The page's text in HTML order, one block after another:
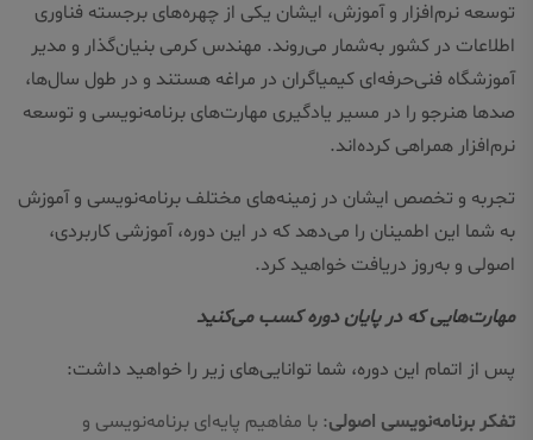
توسعه نرم‌افزار و آموزش، ایشان یکی از چهره‌های برجسته فناوری
اطلاعات در کشور به‌شمار می‌روند. مهندس کرمی بنیان‌گذار و مدیر
آموزشگاه فنی‌حرفه‌ای کیمیاگران در مراغه هستند و در طول سال‌ها،
صدها هنرجو را در مسیر یادگیری مهارت‌های برنامه‌نویسی و توسعه
نرم‌افزار همراهی کرده‌اند.
تجربه و تخصص ایشان در زمینه‌های مختلف برنامه‌نویسی و آموزش
به شما این اطمینان را می‌دهد که در این دوره، آموزشی کاربردی،
اصولی و به‌روز دریافت خواهید کرد.
مهارت‌هایی که در پایان دوره کسب می‌کنید
پس از اتمام این دوره، شما توانایی‌های زیر را خواهید داشت:
تفکر برنامه‌نویسی اصولی: با مفاهیم پایه‌ای برنامه‌نویسی و